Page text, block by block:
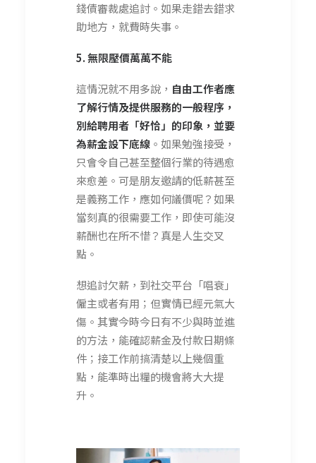
錢債審裁處追討。如果走錯去錯求
助地方，就費時失事。
5. 無限壓價萬萬不能
這情況就不用多說， 自由工作者應
了解行情及提供服務的一般程序，
別給聘用者 「好恰」的印象，並要
為薪金設下底線 。如果勉強接受，
只會令自己甚至整個行業的待遇愈
來愈差。可是朋友邀請的低薪甚至
是義務工作，應如何議價呢？如果
當刻真的很需要工作，即使可能沒
薪酬也在所不惜？真是人生交叉
點。
想追討欠薪，到社交平台「唱衰」
僱主或者有用；但實情已經元氣大
傷。其實今時今日有不少與時並進
的方法，能確認薪金及付款日期條
件；接工作前搞清楚以上幾個重
點，能準時出糧的機會將大大提
升。